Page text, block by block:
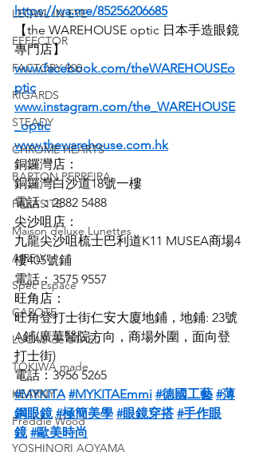
LEOWL IN EYE
EFFECTOR
FACTORY 900
RIGARDS
STEADY
CHROME HEARTS
BARTON PERREIRA
PARASITE
Maison deluxe Lunettes
AIRFLY
Spec Espace
CAPOTE
LUCAS de STAEL
TOKIWA made
KEARNY
Freddie Wood
YOSHINORI AOYAMA
https://wa.me/85256206685
【the WAREHOUSE optic 日本手造眼鏡
專門店】
www.facebook.com/theWAREHOUSEo
ptic
www.instagram.com/the_WAREHOUSE
_optic
www.thewarehouse.com.hk
銅鑼灣店：
銅鑼灣白沙道18號一樓
電話：2882 5488
尖沙咀店：
九龍尖沙咀梳士巴利道K11 MUSEA商場4
樓405號鋪
電話：3575 9557
旺角店：
旺角登打士街仁安大廈地鋪，地鋪: 23號
A鋪(廣華醫院方向，商場外圍，面向登
打士街)
電話：3956 5265
#MYKITA #MYKITAEmmi #德國工藝 #薄
鋼眼鏡 #極簡美學 #眼鏡穿搭 #手作眼
鏡 #歐美時尚